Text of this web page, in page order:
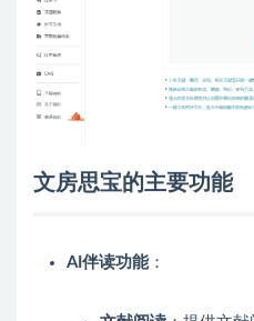
文房思宝的主要功能
AI伴读功能：